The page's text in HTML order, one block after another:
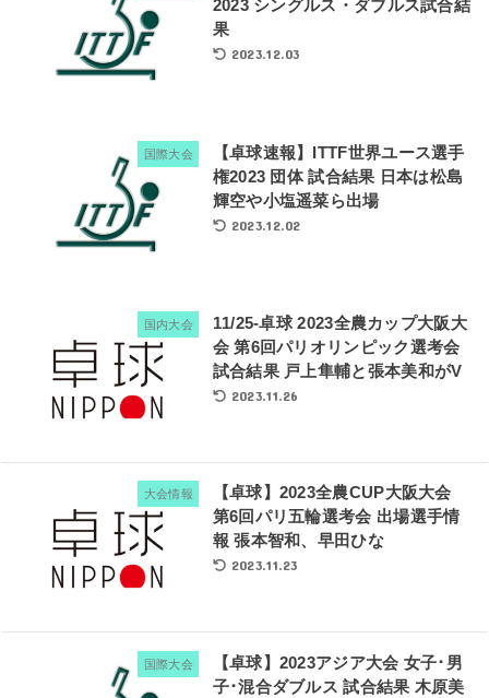
2023 シングルス・ダブルス試合結
果
2023.12.03
国際大会
【卓球速報】ITTF世界ユース選手
権2023 団体 試合結果 日本は松島
輝空や小塩遥菜ら出場
2023.12.02
国内大会
11/25-卓球 2023全農カップ大阪大
会 第6回パリオリンピック選考会
試合結果 戸上隼輔と張本美和がV
2023.11.26
大会情報
【卓球】2023全農CUP大阪大会
第6回パリ五輪選考会 出場選手情
報 張本智和、早田ひな
2023.11.23
国際大会
【卓球】2023アジア大会 女子･男
子･混合ダブルス 試合結果 木原美